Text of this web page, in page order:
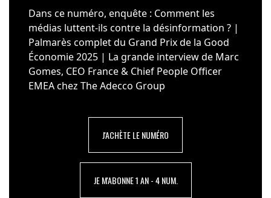
Dans ce numéro, enquête : Comment les
médias luttent-ils contre la désinformation ? |
Palmarès complet du Grand Prix de la Good
Économie 2025 | La grande interview de Marc
Gomes, CEO France & Chief People Officer
EMEA chez The Adecco Group
J'ACHÈTE LE NUMÉRO
JE M'ABONNE 1 AN - 4 NUM.